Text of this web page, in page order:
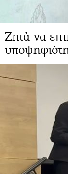
Ζητά να